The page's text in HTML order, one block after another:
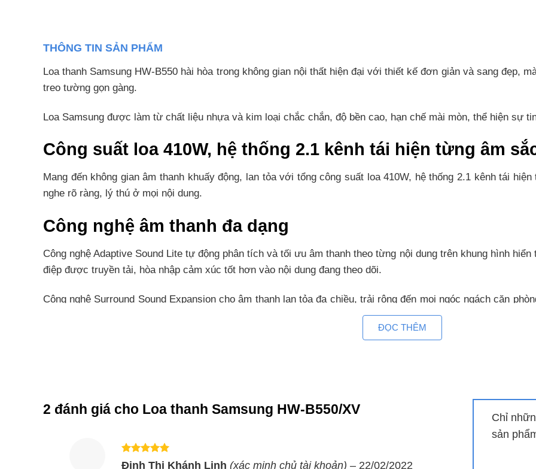
THÔNG TIN SẢN PHẨM
Loa thanh Samsung HW-B550 hài hòa trong không gian nội thất hiện đại với thiết kế đơn giản và sang đẹp,
treo tường gọn gàng.
Loa Samsung được làm từ chất liệu nhựa và kim loại chắc chắn, độ bền cao, hạn chế mài mòn, thể hiện sự
Công suất loa 410W, hệ thống 2.1 kênh tái hiện từng âm
Mang đến không gian âm thanh khuấy động, lan tỏa với tổng công suất loa 410W, hệ thống 2.1 kênh tái
nghe rõ ràng, lý thú ở mọi nội dung.
Công nghệ âm thanh đa dạng
Công nghệ Adaptive Sound Lite tự động phân tích và tối ưu âm thanh theo từng nội dung trên khung hình
điệp được truyền tải, hòa nhập cảm xúc tốt hơn vào nội dung đang theo dõi.
Công nghệ Surround Sound Expansion cho âm thanh lan tỏa đa chiều, trải rộng đến mọi ngóc ngách căn
hơn, đặc biệt khi thưởng thức phim hành động, bùng nổ cùng các trận đấu lớn hay đọ sức trong các trận game
Điều khiển One Remote Control để điều chỉnh các chức
Sử dụng One Remote Control để điều chỉnh các chức năng của loa thanh (soundbar) Samsung như bật/
đơn giản, nhanh chóng và tiện lợi.
ĐỌC THÊM
2 đánh giá cho Loa thanh Samsung HW-B550/XV
Được xếp
Đinh Thị Khánh Linh (xác minh chủ tài khoản) – 22/02/2022
Chỉ
sản